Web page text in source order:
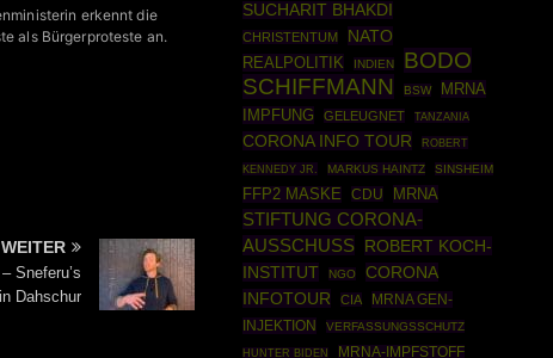
erkennt die
als Bürgerproteste an.
WEITER
Sneferu’s
Dahschur
SUCHARIT BHAKDI
CHRISTENTUM NATO
REALPOLITIK INDIEN
BODO
SCHIFFMANN
BSW
MRNA
IMPFUNG
GELEUGNET TANZANIA
CORONA INFO TOUR
ROBERT
KENNEDY JR.
MARKUS HAINTZ SINSHEIM
FFP2 MASKE CDU MRNA
STIFTUNG CORONA-
AUSSCHUSS
ROBERT KOCH-
INSTITUT
NGO
CORONA
INFOTOUR
CIA
MRNA GEN-
INJEKTION
VERFASSUNGSSCHUTZ
HUNTER BIDEN MRNA-IMPFSTOFF